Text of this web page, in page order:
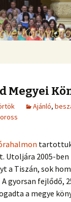
Megyei
Ajánló,
oross
Utoljára 2005-
a Tiszán, sok
A gyorsan fejlődő,
a megye